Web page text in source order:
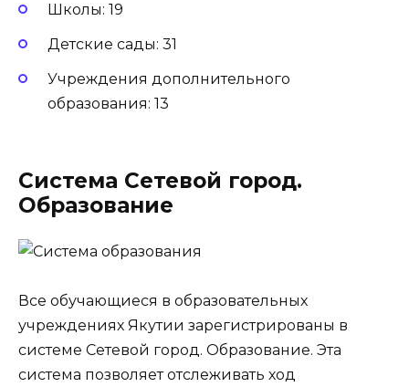
Школы: 19
Детские сады: 31
Учреждения дополнительного
образования: 13
Система Сетевой город.
Образование
Все обучающиеся в образовательных
учреждениях Якутии зарегистрированы в
системе Сетевой город. Образование. Эта
система позволяет отслеживать ход